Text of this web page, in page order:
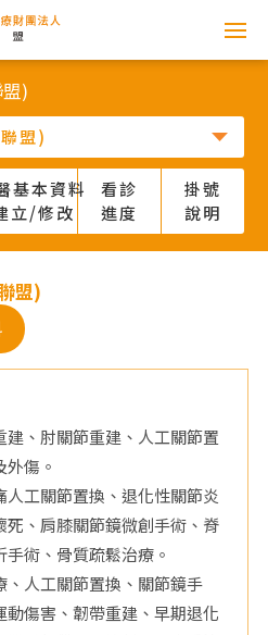
)
基本資料
立/修改
看診
進度
掛號
說明
盟)
、肘關節重建、人工關節置
傷。
人工關節置換、退化性關節炎
死、肩膝關節鏡微創手術、脊
術、骨質疏鬆治療。
、人工關節置換、關節鏡手
傷害、韌帶重建、早期退化